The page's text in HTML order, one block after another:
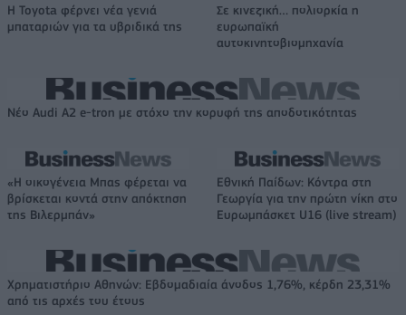
Η Toyota φέρνει νέα γενιά
μπαταριών για τα υβριδικά της
Σε κινεζική… πολιορκία η
ευρωπαϊκή
αυτοκινητοβιομηχανία
Νέο Audi A2 e-tron με στόχο την κορυφή της αποδοτικότητας
«Η οικογένεια Μπας φέρεται να
βρίσκεται κοντά στην απόκτηση
της Βιλερμπάν»
Εθνική Παίδων: Κόντρα στη
Γεωργία για την πρώτη νίκη στο
Ευρωμπάσκετ U16 (live stream)
Χρηματιστήριο Αθηνών: Εβδομαδιαία άνοδος 1,76%, κέρδη 23,31%
από τις αρχές του έτους